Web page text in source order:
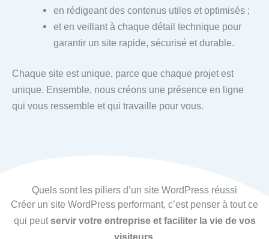
en rédigeant des contenus utiles et optimisés ;
et en veillant à chaque détail technique pour
garantir un site rapide, sécurisé et durable.
Chaque site est unique, parce que chaque projet est
unique. Ensemble, nous créons une présence en ligne
qui vous ressemble et qui travaille pour vous.
Quels sont les piliers d’un site WordPress réussi
Créer un site WordPress performant, c’est penser à tout ce
qui peutservir votre entreprise et faciliter la vie de vos
visiteurs.